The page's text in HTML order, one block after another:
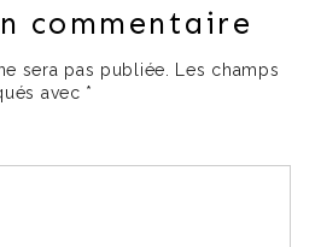
commentaire
sera pas publiée. Les champs
avec *